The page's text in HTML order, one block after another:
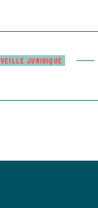
VEILLE JURIDIQUE